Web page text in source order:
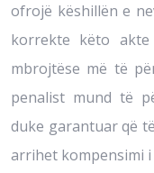
ofrojë këshillën e
korrekte këto
mbrojtëse më të
penalist mund të
duke garantuar që
arrihet kompensimi